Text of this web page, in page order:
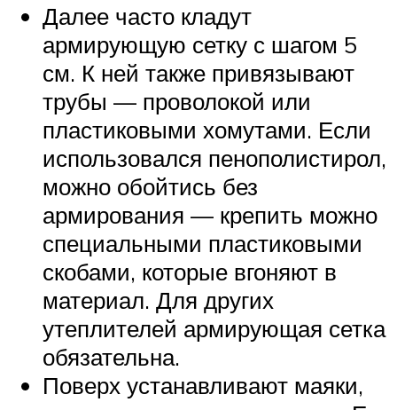
Далее часто кладут
армирующую сетку с шагом 5
см. К ней также привязывают
трубы — проволокой или
пластиковыми хомутами. Если
использовался пенополистирол,
можно обойтись без
армирования — крепить можно
специальными пластиковыми
скобами, которые вгоняют в
материал. Для других
утеплителей армирующая сетка
обязательна.
Поверх устанавливают маяки,